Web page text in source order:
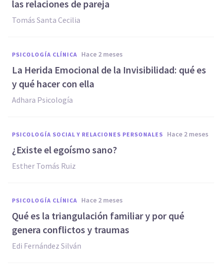
las relaciones de pareja
Tomás Santa Cecilia
PSICOLOGÍA CLÍNICA hace 2 meses
La Herida Emocional de la Invisibilidad: qué es
y qué hacer con ella
Adhara Psicología
PSICOLOGÍA SOCIAL Y RELACIONES PERSONALES hace 2 meses
¿Existe el egoísmo sano?
Esther Tomás Ruiz
PSICOLOGÍA CLÍNICA hace 2 meses
Qué es la triangulación familiar y por qué
genera conflictos y traumas
Edi Fernández Silván